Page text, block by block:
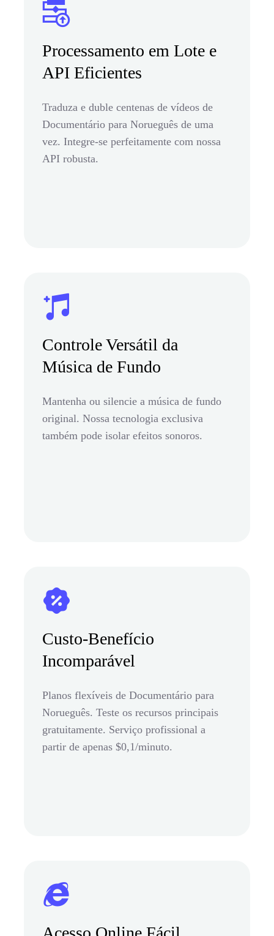
Processamento em Lote e
API Eficientes
Traduza e duble centenas de vídeos de
Documentário para Norueguês de uma
vez. Integre-se perfeitamente com nossa
API robusta.
Controle Versátil da
Música de Fundo
Mantenha ou silencie a música de fundo
original. Nossa tecnologia exclusiva
também pode isolar efeitos sonoros.
Custo-Benefício
Incomparável
Planos flexíveis de Documentário para
Norueguês. Teste os recursos principais
gratuitamente. Serviço profissional a
partir de apenas $0,1/minuto.